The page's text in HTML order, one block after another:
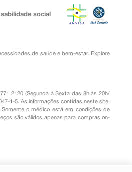
social
de saúde e bem-estar. Explore
2120 (Segunda à Sexta das 8h às 20h/
1-5. As informações contidas neste site,
o médico está em condições de
são válidos apenas para compras on-